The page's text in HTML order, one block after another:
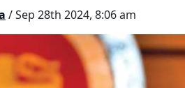
/ Sep 28th 2024, 8:06 am